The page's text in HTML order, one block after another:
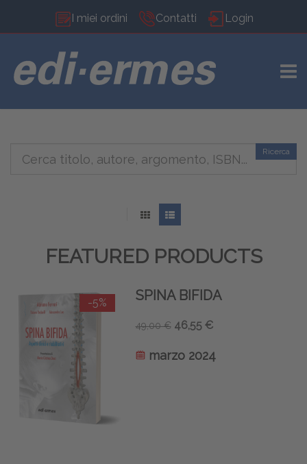
I miei ordini Contatti Login
Ricerca
FEATURED PRODUCTS
-5% SPINA BIFIDA
49,00 € 46,55 €
marzo 2024